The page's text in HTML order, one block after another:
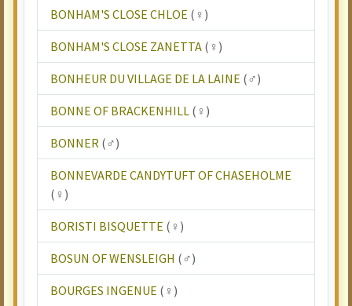
BONHAM'S CLOSE CHLOE (♀)
BONHAM'S CLOSE ZANETTA (♀)
BONHEUR DU VILLAGE DE LA LAINE (♂)
BONNE OF BRACKENHILL (♀)
BONNER (♂)
BONNEVARDE CANDYTUFT OF CHASEHOLME
(♀)
BORISTI BISQUETTE (♀)
BOSUN OF WENSLEIGH (♂)
BOURGES INGENUE (♀)